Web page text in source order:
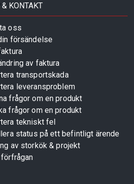
KONTAKT
oss
försändelse
av faktura
transportskada
leveransproblem
frågor om en produkt
frågor om en produkt
tekniskt fel
status på ett befintligt ärende
av storkök & projekt